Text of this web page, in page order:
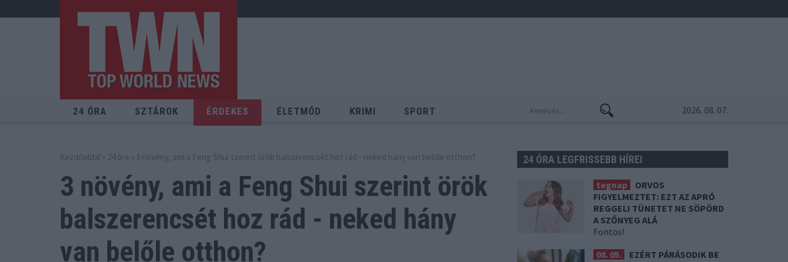
24 ÓRA SZTÁROK ÉRDEKES ÉLETMÓD KRIMI SPORT 2026. 08. 07.
Kezdőoldal » 24 óra » 3 növény, ami a Feng Shui szerint örök balszerencsét hoz rád - neked hány van belőle otthon?
3 növény, ami a Feng Shui szerint örök
balszerencsét hoz rád - neked hány
van belőle otthon?
24 ÓRA LEGFRISSEBB HÍREI
tegnap
ORVOS
FIGYELMEZTET: EZT AZ APRÓ
REGGELI TÜNETET NE SÖPÖRD
A SZŐNYEG ALÁ
Fontos!
08. 05.
EZÉRT PÁRÁSODIK BE